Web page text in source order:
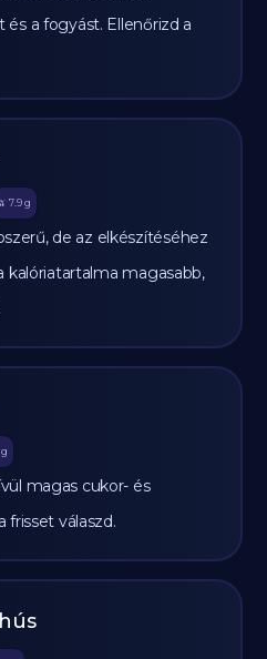
a fogyást. Ellenőrizd a
🫒 7.9 g
de az elkészítéséhez
kalóriatartalma magasabb,
g
magas cukor- és
frisset válaszd.